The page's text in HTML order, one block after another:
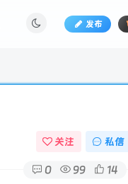
发布
关注 私信
0 99 14